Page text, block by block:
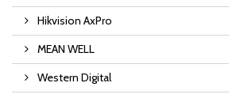
Hikvision AxPro
MEAN WELL
Western Digital